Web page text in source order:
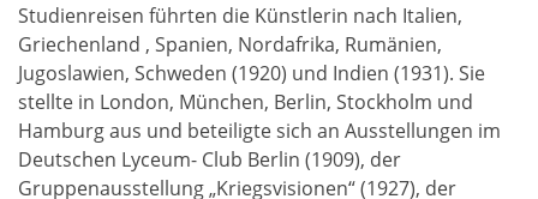
Studienreisen führten die Künstlerin nach Italien,
Griechenland , Spanien, Nordafrika, Rumänien,
Jugoslawien, Schweden (1920) und Indien (1931). Sie
stellte in London, München, Berlin, Stockholm und
Hamburg aus und beteiligte sich an Ausstellungen im
Deutschen Lyceum- Club Berlin (1909), der
Gruppenausstellung „Kriegsvisionen“ (1927), der